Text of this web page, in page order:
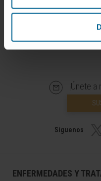
¡Únete
Síguenos
ENFERMEDADES Y